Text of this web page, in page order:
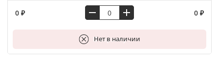
0 ₽ 0 ₽
Нет в наличии
В корзину